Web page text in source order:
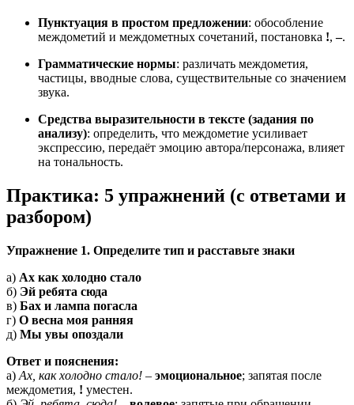
Пунктуация в простом предложении: обособление
междометий и междометных сочетаний, постановка !,–.
Грамматические нормы: различать междометия,
частицы, вводные слова, существительные со значением
звука.
Средства выразительности в тексте (задания по
анализу): определить, что междометие усиливает
экспрессию, передаёт эмоцию автора/персонажа, влияет
на тональность.
Практика: 5 упражнений (с ответами и
разбором)
Упражнение 1. Определите тип и расставьте знаки
а) Ах как холодно стало
б) Эй ребята сюда
в) Бах и лампа погасла
г) О весна моя ранняя
д) Мы увы опоздали
Ответ и пояснения:
а) Ах, как холодно стало! – эмоциональное; запятая после
междометия, ! уместен.